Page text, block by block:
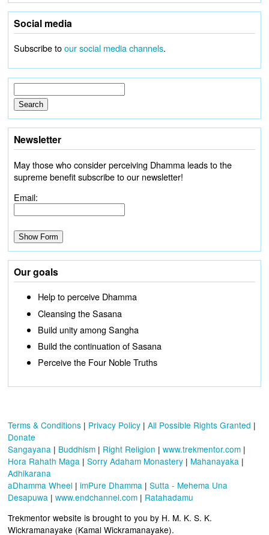
Social media
Subscribe toour social media channels.
Newsletter
May those who consider perceiving Dhamma leads to the
supreme benefit subscribe to our newsletter!
Email:
Our goals
Help to perceive Dhamma
Cleansing the Sasana
Build unity among Sangha
Build the continuation of Sasana
Perceive the Four Noble Truths
Terms & Conditions | Privacy Policy | All Possible Rights Granted |
Donate
Sangayana | Buddhism | Right Religion | www.trekmentor.com |
Hora Rahath Maga | Sorry Adaham Monastery | Mahanayaka |
Adhikarana
aDhamma Wheel | imPure Dhamma | Sutta - Mehema Una
Desapuwa | www.endchannel.com | Ratahadamu
Trekmentor website is brought to you by H. M. K. S. K.
Wickramanayake (Kamal Wickramanayake).